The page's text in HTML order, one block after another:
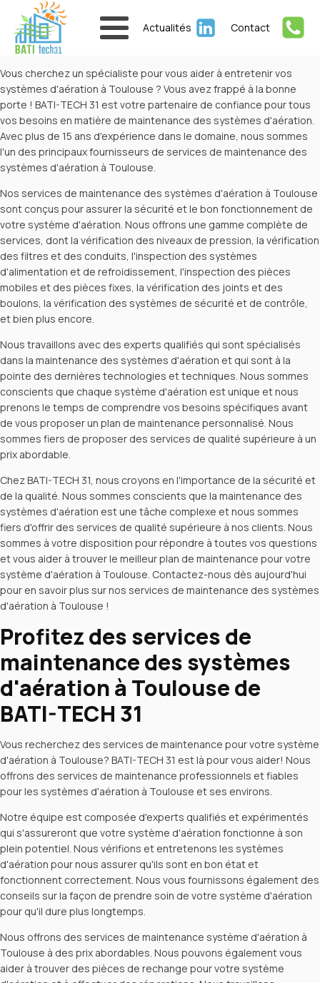
Actualités Contact
Vous cherchez un spécialiste pour vous aider à entretenir vos
systèmes d'aération à Toulouse ? Vous avez frappé à la bonne
porte ! BATI-TECH 31 est votre partenaire de confiance pour tous
vos besoins en matière de maintenance des systèmes d'aération.
Avec plus de 15 ans d'expérience dans le domaine, nous sommes
l'un des principaux fournisseurs de services de maintenance des
systèmes d'aération à Toulouse.
Nos services de maintenance des systèmes d'aération à Toulouse
sont conçus pour assurer la sécurité et le bon fonctionnement de
votre système d'aération. Nous offrons une gamme complète de
services, dont la vérification des niveaux de pression, la vérification
des filtres et des conduits, l'inspection des systèmes
d'alimentation et de refroidissement, l'inspection des pièces
mobiles et des pièces fixes, la vérification des joints et des
boulons, la vérification des systèmes de sécurité et de contrôle,
et bien plus encore.
Nous travaillons avec des experts qualifiés qui sont spécialisés
dans la maintenance des systèmes d'aération et qui sont à la
pointe des dernières technologies et techniques. Nous sommes
conscients que chaque système d'aération est unique et nous
prenons le temps de comprendre vos besoins spécifiques avant
de vous proposer un plan de maintenance personnalisé. Nous
sommes fiers de proposer des services de qualité supérieure à un
prix abordable.
Chez BATI-TECH 31, nous croyons en l'importance de la sécurité et
de la qualité. Nous sommes conscients que la maintenance des
systèmes d'aération est une tâche complexe et nous sommes
fiers d'offrir des services de qualité supérieure à nos clients. Nous
sommes à votre disposition pour répondre à toutes vos questions
et vous aider à trouver le meilleur plan de maintenance pour votre
système d'aération à Toulouse. Contactez-nous dès aujourd'hui
pour en savoir plus sur nos services de maintenance des systèmes
d'aération à Toulouse !
Profitez des services de
maintenance des systèmes
d'aération à Toulouse de
BATI-TECH 31
Vous recherchez des services de maintenance pour votre système
d'aération à Toulouse? BATI-TECH 31 est là pour vous aider! Nous
offrons des services de maintenance professionnels et fiables
pour les systèmes d'aération à Toulouse et ses environs.
Notre équipe est composée d'experts qualifiés et expérimentés
qui s'assureront que votre système d'aération fonctionne à son
plein potentiel. Nous vérifions et entretenons les systèmes
d'aération pour nous assurer qu'ils sont en bon état et
fonctionnent correctement. Nous vous fournissons également des
conseils sur la façon de prendre soin de votre système d'aération
pour qu'il dure plus longtemps.
Nous offrons des services de maintenance système d'aération à
Toulouse à des prix abordables. Nous pouvons également vous
aider à trouver des pièces de rechange pour votre système